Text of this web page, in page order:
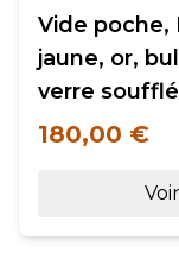
Vide poche,
jaune, or,
verre
180,00 €